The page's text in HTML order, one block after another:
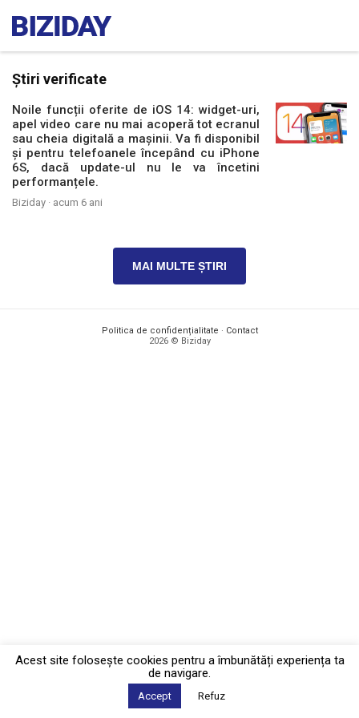
Știri verificate
Noile funcții oferite de iOS 14: widget-uri,
apel video care nu mai acoperă tot ecranul
sau cheia digitală a mașinii. Va fi disponibil
și pentru telefoanele începând cu iPhone
6S, dacă update-ul nu le va încetini
performanțele.
Biziday · acum 6 ani
MAI MULTE ȘTIRI
Politica de confidențialitate · Contact
2026 © Biziday
Acest site foloseşte cookies pentru a îmbunătăți experiența ta
de navigare.
Accept Refuz